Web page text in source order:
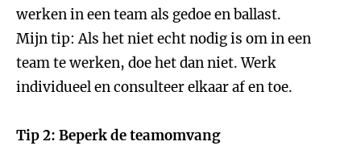
werken in een team als gedoe en ballast.
Mijn tip: Als het niet echt nodig is om in een
team te werken, doe het dan niet. Werk
individueel en consulteer elkaar af en toe.
Tip 2: Beperk de teamomvang